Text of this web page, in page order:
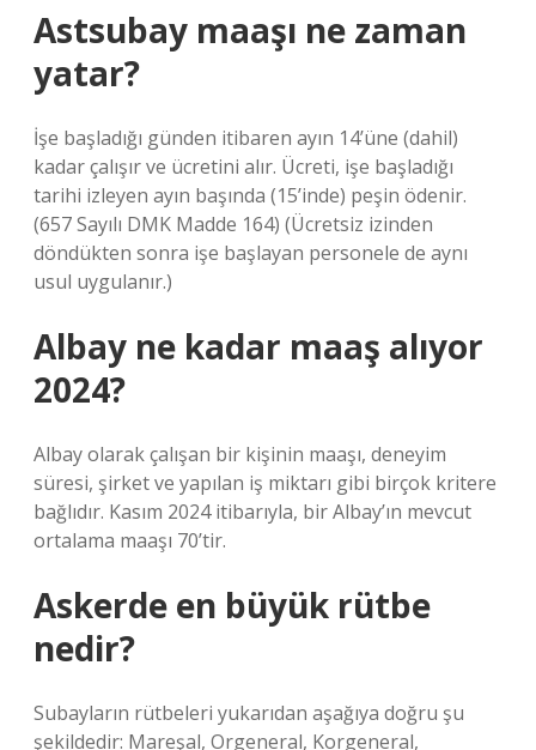
Astsubay maaşı ne zaman
yatar?
İşe başladığı günden itibaren ayın 14’üne (dahil)
kadar çalışır ve ücretini alır. Ücreti, işe başladığı
tarihi izleyen ayın başında (15’inde) peşin ödenir.
(657 Sayılı DMK Madde 164) (Ücretsiz izinden
döndükten sonra işe başlayan personele de aynı
usul uygulanır.)
Albay ne kadar maaş alıyor
2024?
Albay olarak çalışan bir kişinin maaşı, deneyim
süresi, şirket ve yapılan iş miktarı gibi birçok kritere
bağlıdır. Kasım 2024 itibarıyla, bir Albay’ın mevcut
ortalama maaşı 70’tir.
Askerde en büyük rütbe
nedir?
Subayların rütbeleri yukarıdan aşağıya doğru şu
şekildedir: Mareşal, Orgeneral, Korgeneral,